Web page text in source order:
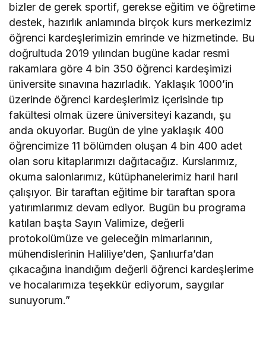
bizler de gerek sportif, gerekse eğitim ve öğretime
destek, hazırlık anlamında birçok kurs merkezimiz
öğrenci kardeşlerimizin emrinde ve hizmetinde. Bu
doğrultuda 2019 yılından bugüne kadar resmi
rakamlara göre 4 bin 350 öğrenci kardeşimizi
üniversite sınavına hazırladık. Yaklaşık 1000’in
üzerinde öğrenci kardeşlerimiz içerisinde tıp
fakültesi olmak üzere üniversiteyi kazandı, şu
anda okuyorlar. Bugün de yine yaklaşık 400
öğrencimize 11 bölümden oluşan 4 bin 400 adet
olan soru kitaplarımızı dağıtacağız. Kurslarımız,
okuma salonlarımız, kütüphanelerimiz harıl harıl
çalışıyor. Bir taraftan eğitime bir taraftan spora
yatırımlarımız devam ediyor. Bugün bu programa
katılan başta Sayın Valimize, değerli
protokolümüze ve geleceğin mimarlarının,
mühendislerinin Haliliye’den, Şanlıurfa’dan
çıkacağına inandığım değerli öğrenci kardeşlerime
ve hocalarımıza teşekkür ediyorum, saygılar
sunuyorum.”